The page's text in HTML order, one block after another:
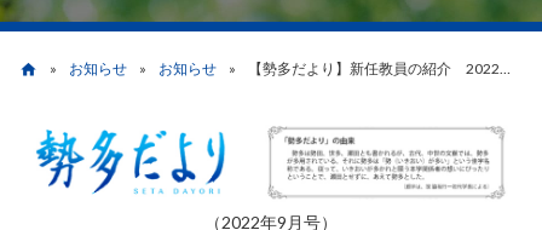
ツ
パ
ン
home お知らせ お知らせ 【勢多だより】新任教員の紹介 2022年9月号
（2022年9月号）